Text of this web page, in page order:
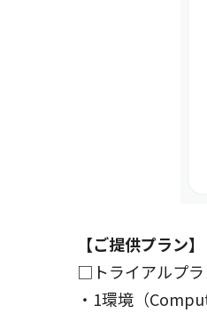
【ご提供プラン】
□トライアルプラ
・1環境（